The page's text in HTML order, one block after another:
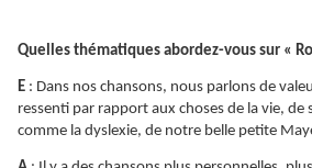
Quelles thématiques abordez-vous sur «
E : Dans nos chansons, nous parlons de
ressenti par rapport aux choses de la vie,
comme la dyslexie, de notre belle petite